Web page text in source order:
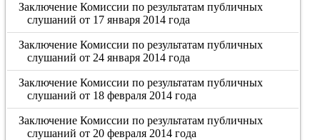
Заключение Комиссии по результатам публичных
слушаний от 17 января 2014 года
Заключение Комиссии по результатам публичных
слушаний от 24 января 2014 года
Заключение Комиссии по результатам публичных
слушаний от 18 февраля 2014 года
Заключение Комиссии по результатам публичных
слушаний от 20 февраля 2014 года